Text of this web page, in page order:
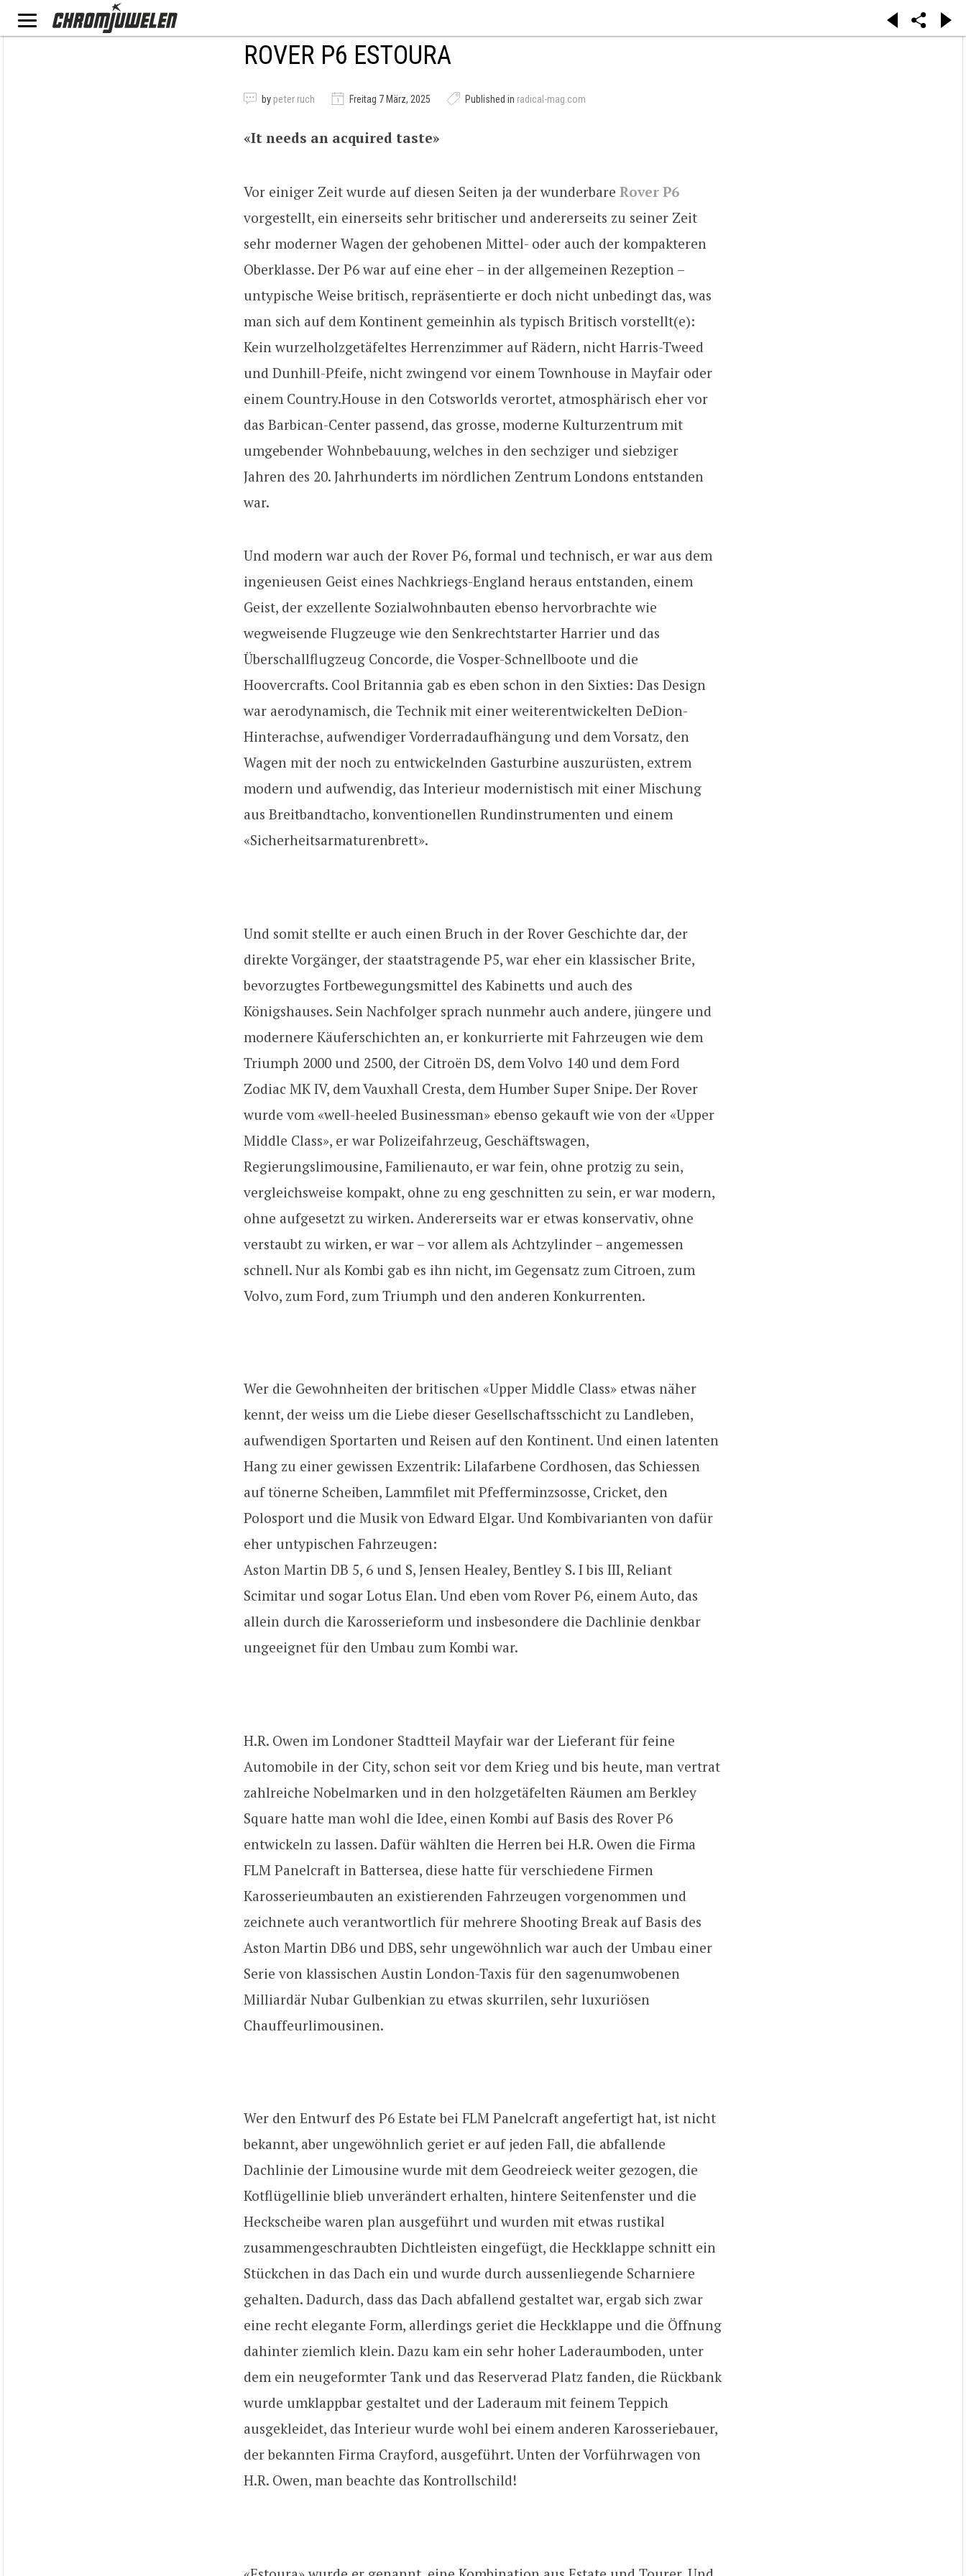
ROVER P6 ESTOURA
by peter ruch Freitag 7 März, 2025 Published in radical-mag.com
«It needs an acquired taste»
Vor einiger Zeit wurde auf diesen Seiten ja der wunderbare Rover P6
vorgestellt, ein einerseits sehr britischer und andererseits zu seiner Zeit
sehr moderner Wagen der gehobenen Mittel- oder auch der kompakteren
Oberklasse. Der P6 war auf eine eher – in der allgemeinen Rezeption –
untypische Weise britisch, repräsentierte er doch nicht unbedingt das, was
man sich auf dem Kontinent gemeinhin als typisch Britisch vorstellt(e):
Kein wurzelholzgetäfeltes Herrenzimmer auf Rädern, nicht Harris-Tweed
und Dunhill-Pfeife, nicht zwingend vor einem Townhouse in Mayfair oder
einem Country.House in den Cotsworlds verortet, atmosphärisch eher vor
das Barbican-Center passend, das grosse, moderne Kulturzentrum mit
umgebender Wohnbebauung, welches in den sechziger und siebziger
Jahren des 20. Jahrhunderts im nördlichen Zentrum Londons entstanden
war.
Und modern war auch der Rover P6, formal und technisch, er war aus dem
ingenieusen Geist eines Nachkriegs-England heraus entstanden, einem
Geist, der exzellente Sozialwohnbauten ebenso hervorbrachte wie
wegweisende Flugzeuge wie den Senkrechtstarter Harrier und das
Überschallflugzeug Concorde, die Vosper-Schnellboote und die
Hoovercrafts. Cool Britannia gab es eben schon in den Sixties: Das Design
war aerodynamisch, die Technik mit einer weiterentwickelten DeDion-
Hinterachse, aufwendiger Vorderradaufhängung und dem Vorsatz, den
Wagen mit der noch zu entwickelnden Gasturbine auszurüsten, extrem
modern und aufwendig, das Interieur modernistisch mit einer Mischung
aus Breitbandtacho, konventionellen Rundinstrumenten und einem
«Sicherheitsarmaturenbrett».
Und somit stellte er auch einen Bruch in der Rover Geschichte dar, der
direkte Vorgänger, der staatstragende P5, war eher ein klassischer Brite,
bevorzugtes Fortbewegungsmittel des Kabinetts und auch des
Königshauses. Sein Nachfolger sprach nunmehr auch andere, jüngere und
modernere Käuferschichten an, er konkurrierte mit Fahrzeugen wie dem
Triumph 2000 und 2500, der Citroën DS, dem Volvo 140 und dem Ford
Zodiac MK IV, dem Vauxhall Cresta, dem Humber Super Snipe. Der Rover
wurde vom «well-heeled Businessman» ebenso gekauft wie von der «Upper
Middle Class», er war Polizeifahrzeug, Geschäftswagen,
Regierungslimousine, Familienauto, er war fein, ohne protzig zu sein,
vergleichsweise kompakt, ohne zu eng geschnitten zu sein, er war modern,
ohne aufgesetzt zu wirken. Andererseits war er etwas konservativ, ohne
verstaubt zu wirken, er war – vor allem als Achtzylinder – angemessen
schnell. Nur als Kombi gab es ihn nicht, im Gegensatz zum Citroen, zum
Volvo, zum Ford, zum Triumph und den anderen Konkurrenten.
Wer die Gewohnheiten der britischen «Upper Middle Class» etwas näher
kennt, der weiss um die Liebe dieser Gesellschaftsschicht zu Landleben,
aufwendigen Sportarten und Reisen auf den Kontinent. Und einen latenten
Hang zu einer gewissen Exzentrik: Lilafarbene Cordhosen, das Schiessen
auf tönerne Scheiben, Lammfilet mit Pfefferminzsosse, Cricket, den
Polosport und die Musik von Edward Elgar. Und Kombivarianten von dafür
eher untypischen Fahrzeugen:
Aston Martin DB 5, 6 und S, Jensen Healey, Bentley S. I bis III, Reliant
Scimitar und sogar Lotus Elan. Und eben vom Rover P6, einem Auto, das
allein durch die Karosserieform und insbesondere die Dachlinie denkbar
ungeeignet für den Umbau zum Kombi war.
H.R. Owen im Londoner Stadtteil Mayfair war der Lieferant für feine
Automobile in der City, schon seit vor dem Krieg und bis heute, man vertrat
zahlreiche Nobelmarken und in den holzgetäfelten Räumen am Berkley
Square hatte man wohl die Idee, einen Kombi auf Basis des Rover P6
entwickeln zu lassen. Dafür wählten die Herren bei H.R. Owen die Firma
FLM Panelcraft in Battersea, diese hatte für verschiedene Firmen
Karosserieumbauten an existierenden Fahrzeugen vorgenommen und
zeichnete auch verantwortlich für mehrere Shooting Break auf Basis des
Aston Martin DB6 und DBS, sehr ungewöhnlich war auch der Umbau einer
Serie von klassischen Austin London-Taxis für den sagenumwobenen
Milliardär Nubar Gulbenkian zu etwas skurrilen, sehr luxuriösen
Chauffeurlimousinen.
Wer den Entwurf des P6 Estate bei FLM Panelcraft angefertigt hat, ist nicht
bekannt, aber ungewöhnlich geriet er auf jeden Fall, die abfallende
Dachlinie der Limousine wurde mit dem Geodreieck weiter gezogen, die
Kotflügellinie blieb unverändert erhalten, hintere Seitenfenster und die
Heckscheibe waren plan ausgeführt und wurden mit etwas rustikal
zusammengeschraubten Dichtleisten eingefügt, die Heckklappe schnitt ein
Stückchen in das Dach ein und wurde durch aussenliegende Scharniere
gehalten. Dadurch, dass das Dach abfallend gestaltet war, ergab sich zwar
eine recht elegante Form, allerdings geriet die Heckklappe und die Öffnung
dahinter ziemlich klein. Dazu kam ein sehr hoher Laderaumboden, unter
dem ein neugeformter Tank und das Reserverad Platz fanden, die Rückbank
wurde umklappbar gestaltet und der Laderaum mit feinem Teppich
ausgekleidet, das Interieur wurde wohl bei einem anderen Karosseriebauer,
der bekannten Firma Crayford, ausgeführt. Unten der Vorführwagen von
H.R. Owen, man beachte das Kontrollschild!